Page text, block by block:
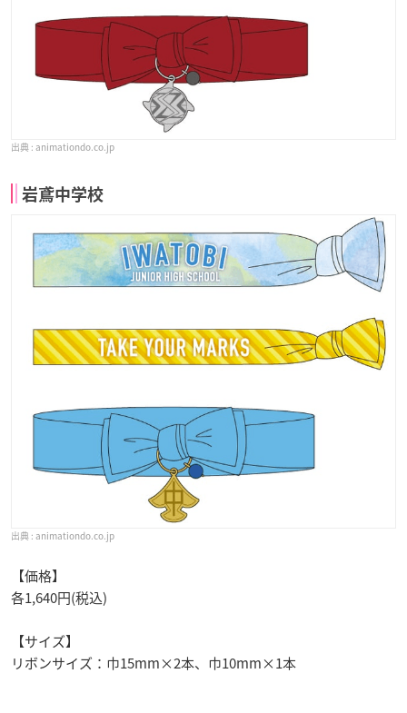
animationdo.co.jp
岩鳶中学校
animationdo.co.jp
【価格】
各1,640円(税込)
【サイズ】
リボンサイズ：巾15mm×2本、巾10mm×1本